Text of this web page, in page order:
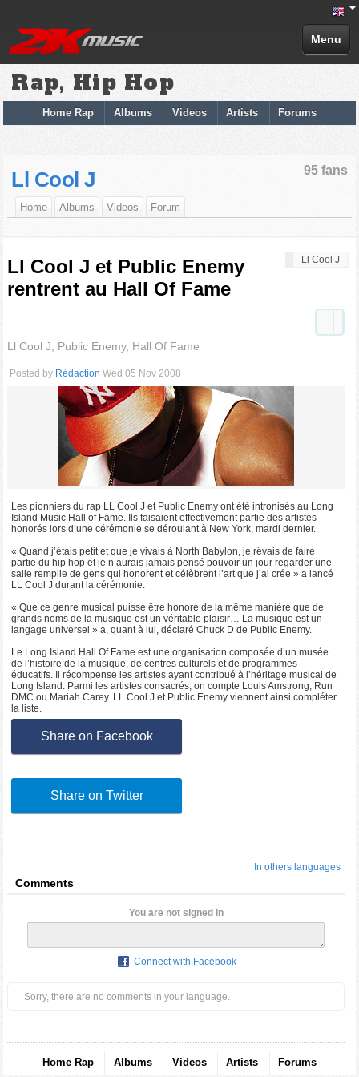
Menu
Rap, Hip Hop
Home Rap Albums Videos Artists Forums
95 fans
Ll Cool J
Home Albums Videos Forum
Ll Cool J
Ll Cool J et Public Enemy
rentrent au Hall Of Fame
Ll Cool J, Public Enemy, Hall Of Fame
Posted by Rédaction Wed 05 Nov 2008
Les pionniers du rap LL Cool J et Public Enemy ont été intronisés au Long
Island Music Hall of Fame. Ils faisaient effectivement partie des artistes
honorés lors d’une cérémonie se déroulant à New York, mardi dernier.
« Quand j’étais petit et que je vivais à North Babylon, je rêvais de faire
partie du hip hop et je n’aurais jamais pensé pouvoir un jour regarder une
salle remplie de gens qui honorent et célèbrent l’art que j’ai crée » a lancé
LL Cool J durant la cérémonie.
« Que ce genre musical puisse être honoré de la même manière que de
grands noms de la musique est un véritable plaisir… La musique est un
langage universel » a, quant à lui, déclaré Chuck D de Public Enemy.
Le Long Island Hall Of Fame est une organisation composée d’un musée
de l’histoire de la musique, de centres culturels et de programmes
éducatifs. Il récompense les artistes ayant contribué à l’héritage musical de
Long Island. Parmi les artistes consacrés, on compte Louis Amstrong, Run
DMC ou Mariah Carey. LL Cool J et Public Enemy viennent ainsi compléter
la liste.
Share on Facebook
Share on Twitter
In others languages
Comments
You are not signed in
Connect with Facebook
Sorry, there are no comments in your language.
Home Rap Albums Videos Artists Forums